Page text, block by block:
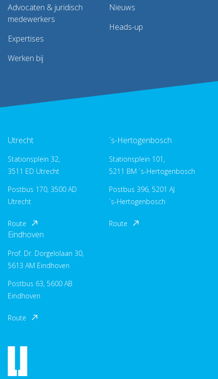
Advocaten & juridisch
medewerkers
Expertises
Werken bij
Nieuws
Heads-up
Utrecht
Stationsplein 32,
3511 ED Utrecht
Postbus 170, 3500 AD
Utrecht
Route
´s-Hertogenbosch
Stationsplein 101,
5211 BM ´s-Hertogenbosch
Postbus 396, 5201 AJ
´s-Hertogenbosch
Route
Eindhoven
Prof. Dr. Dorgelolaan 30,
5613 AM Eindhoven
Postbus 63, 5600 AB
Eindhoven
Route